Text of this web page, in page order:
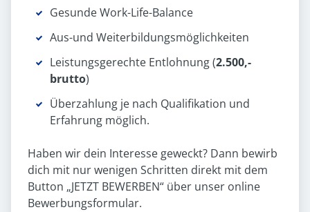
Gesunde Work-Life-Balance
Aus-und Weiterbildungsmöglichkeiten
Leistungsgerechte Entlohnung (2.500,-
brutto)
Überzahlung je nach Qualifikation und
Erfahrung möglich.
Haben wir dein Interesse geweckt? Dann bewirb
dich mit nur wenigen Schritten direkt mit dem
Button „JETZT BEWERBEN“ über unser online
Bewerbungsformular.